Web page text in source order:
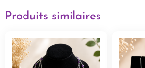
Produits similaires